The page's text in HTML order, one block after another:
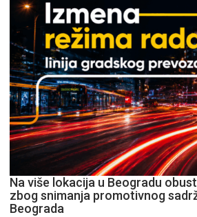
Na više lokacija u Beogradu
zbog snimanja promotivnog
Beograda